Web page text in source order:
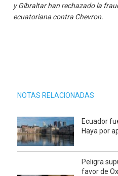
y Gibraltar han rechazado la
ecuatoriana contra Chevron.
NOTAS RELACIONADAS
Ecuador
Haya por
Peligra
favor de